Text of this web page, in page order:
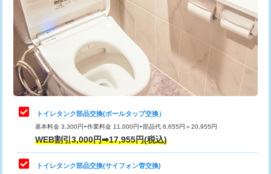
トイレタンク部品交換(ボールタップ交換）
基本料金 3,300円+作業料金 11,000円+部品代 6,655円＝20,955円
WEB割引3,000円➡17,955円(税込)
トイレタンク部品交換(サイフォン管交換)